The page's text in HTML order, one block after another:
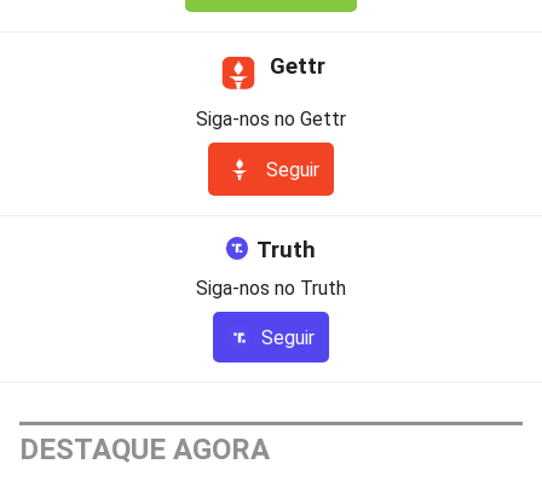
Gettr
Siga-nos no Gettr
Seguir
Truth
Siga-nos no Truth
Seguir
DESTAQUE AGORA